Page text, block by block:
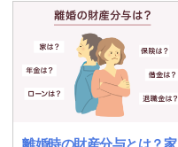
離婚時の財産分与とは？家